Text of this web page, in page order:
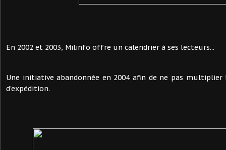
En 2002 et 2003, Milinfo offre un calendrier à ses lecteurs...
Une initiative abandonnée en 2004 afin de ne pas
d'expédition.